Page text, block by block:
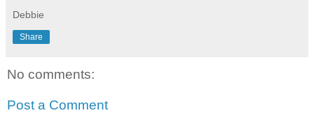
Debbie
Share
No comments:
Post a Comment